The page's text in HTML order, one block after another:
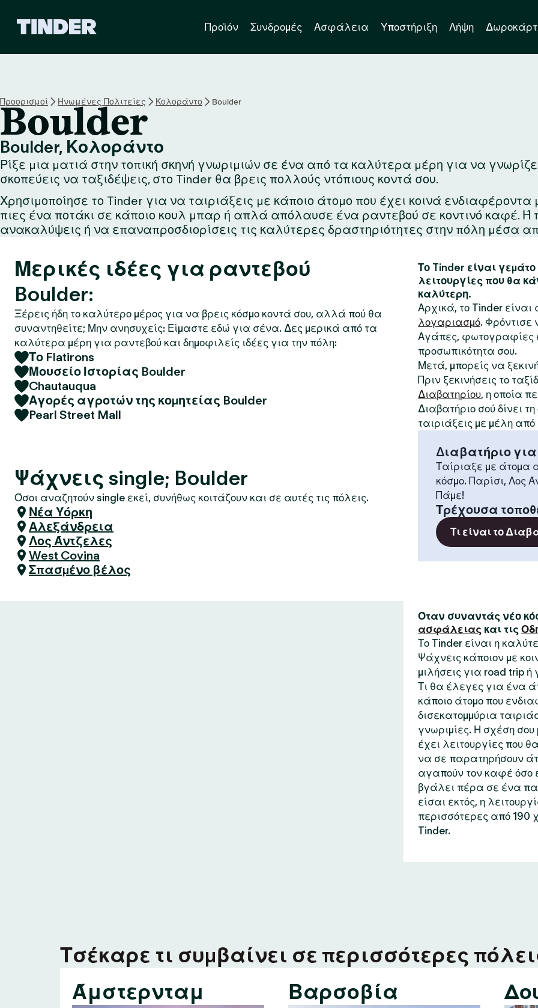
σ
ε
λ
ί
δ
α
T
i
n
d
e
Προϊόν Συνδρομές Ασφάλεια Υποστήριξη Λήψη
Προορισμοί Ηνωμένες Πολιτείες Κολοράντο Boulder
Boulder
Boulder, Κολοράντο
Ρίξε μια ματιά στην τοπική σκηνή γνωριμιών σε ένα από τα καλύτερα μέρη για να
σκοπεύεις να ταξιδέψεις, στο Tinder θα βρεις πολλούς ντόπιους κοντά σου.
Χρησιμοποίησε το Tinder για να ταιριάξεις με κάποιο άτομο που έχει κοινά
πιες ένα ποτάκι σε κάποιο κουλ μπαρ ή απλά απόλαυσε ένα ραντεβού σε κοντινό καφέ.
ανακαλύψεις ή να επαναπροσδιορίσεις τις καλύτερες δραστηριότητες στην πόλη μέσα
Μερικές ιδέες για ραντεβού
Boulder:
Ξέρεις ήδη το καλύτερο μέρος για να βρεις κόσμο κοντά σου, αλλά πού θα
συναντηθείτε; Μην ανησυχείς: Είμαστε εδώ για σένα. Δες μερικά από τα
καλύτερα μέρη για ραντεβού και δημοφιλείς ιδέες για την πόλη:
Το Flatirons
Μουσείο Ιστορίας Boulder
Chautauqua
Αγορές αγροτών της κομητείας Boulder
Pearl Street Mall
Ψάχνεις single; Boulder
Όσοι αναζητούν single εκεί, συνήθως κοιτάζουν και σε αυτές τις πόλεις.
Νέα Υόρκη
Αλεξάνδρεια
Λος Άντζελες
West Covina
Σπασμένο βέλος
Το Tinder είναι
λειτουργίες που θα
καλύτερη.
Αρχικά, το Tinder
λογαριασμό.
Αγάπες, φωτογραφίες
προσωπικότητα σου.
Μετά, μπορείς να
Πριν ξεκινήσεις το
Διαβατηρίου, η οποία
Διαβατήριο σού δίνει
ταιριάξεις με μέλη
Διαβατήριο
Ταίριαξε με άτομα
κόσμο. Παρίσι, Λος
Πάμε!
Τρέχουσα
Τι είναι το
Όταν συναντάς νέο
ασφάλειας και τις
Το Tinder είναι η
Ψάχνεις κάποιον με
μιλήσεις για road trip
Τι θα έλεγες για ένα
κάποιο άτομο που
δισεκατομμύρια
γνωριμίες. Η σχέση σου
έχει λειτουργίες που
να σε παρατηρήσουν
αγαπούν τον καφέ όσο
βγάλει πέρα σε ένα
είσαι εκτός, η
περισσότερες από 190
Tinder.
Τσέκαρε τι συμβαίνει σε περισσότερες
Άμστερνταμ
Βαρσοβία